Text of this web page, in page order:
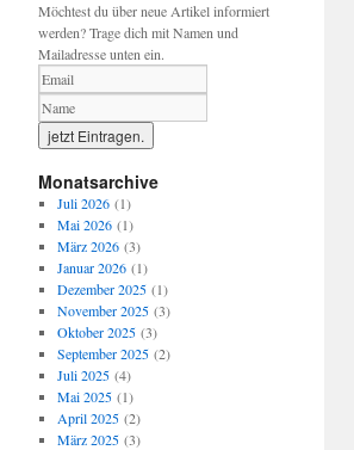
Möchtest du über neue Artikel informiert
werden? Trage dich mit Namen und
Mailadresse unten ein.
Monatsarchive
Juli 2026(1)
Mai 2026(1)
März 2026(3)
Januar 2026(1)
Dezember 2025(1)
November 2025(3)
Oktober 2025(3)
September 2025(2)
Juli 2025(4)
Mai 2025(1)
April 2025(2)
März 2025(3)